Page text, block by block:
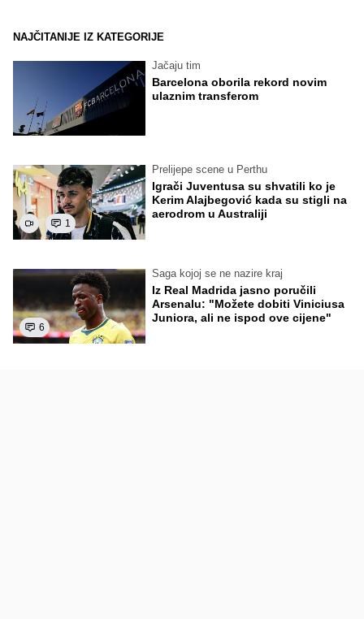
NAJČITANIJE IZ KATEGORIJE
Jačaju tim
Barcelona oborila rekord novim
ulaznim transferom
1
Prelijepe scene u Perthu
Igrači Juventusa su shvatili ko je
Kerim Alajbegović kada su stigli na
aerodrom u Australiji
6
Saga kojoj se ne nazire kraj
Iz Real Madrida jasno poručili
Arsenalu: "Možete dobiti Viniciusa
Juniora, ali ne ispod ove cijene"